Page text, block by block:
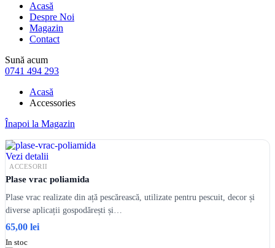
Acasă
Despre Noi
Magazin
Contact
Sună acum
0741 494 293
Acasă
Accessories
Înapoi la Magazin
Vezi detalii
ACCESORII
Plase vrac poliamida
Plase vrac realizate din ață pescărească, utilizate pentru pescuit, decor și
diverse aplicații gospodărești și…
65,00 lei
In stoc